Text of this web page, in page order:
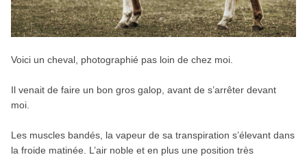
Voici un cheval, photographié pas loin de chez moi.
Il venait de faire un bon gros galop, avant de s’arrêter devant
moi.
Les muscles bandés, la vapeur de sa transpiration s’élevant dans
la froide matinée. L’air noble et en plus une position très